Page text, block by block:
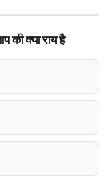
की क्या राय है